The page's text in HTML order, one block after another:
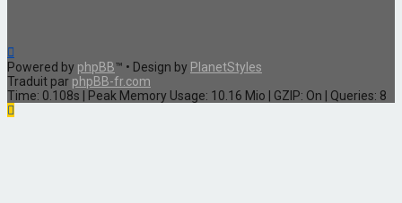
Powered by phpBB™ • Design by PlanetStyles
Traduit par phpBB-fr.com
Time: 0.108s | Peak Memory Usage: 10.16 Mio | GZIP: On | Queries: 8